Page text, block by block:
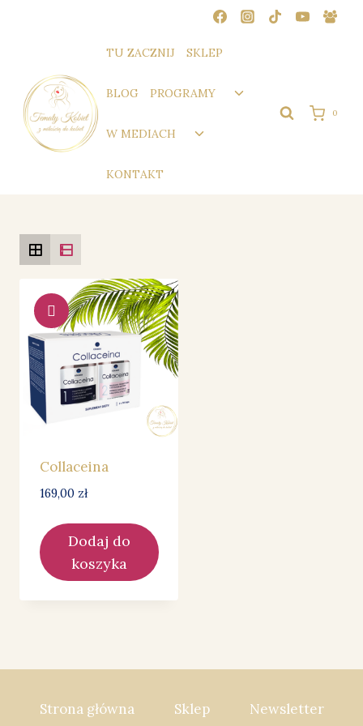
TU ZACZNIJ SKLEP
BLOG PROGRAMY
Przełącz
podrzędne
W MEDIACH
Przełącz
KONTAKT
0
Collaceina
169,00 zł
Dodaj do
koszyka
Strona główna Sklep Newsletter